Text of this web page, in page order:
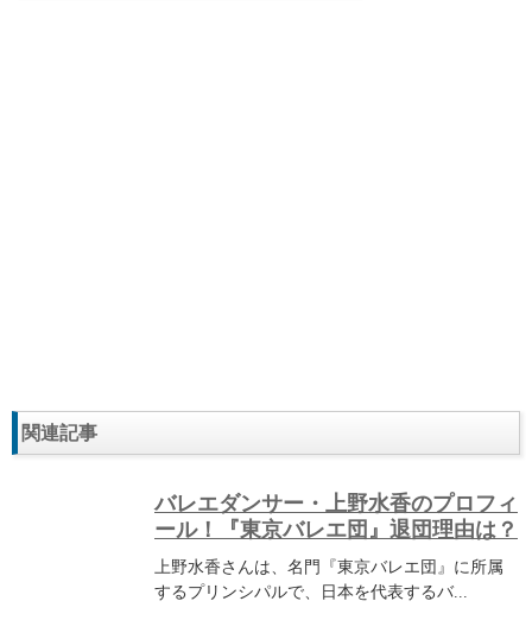
関連記事
バレエダンサー・上野水香のプロフィ
ール！『東京バレエ団』退団理由は？
上野水香さんは、名門『東京バレエ団』に所属
するプリンシパルで、日本を代表するバ...